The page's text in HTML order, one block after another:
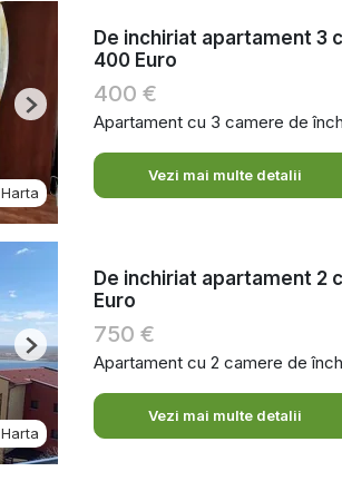
Harta
Next
De inchiriat apartament 3
400 Euro
400 €
Apartament cu 3 camere de
Vezi mai multe detalii
Harta
Next
De inchiriat apartament 2
Euro
750 €
Apartament cu 2 camere de
Vezi mai multe detalii